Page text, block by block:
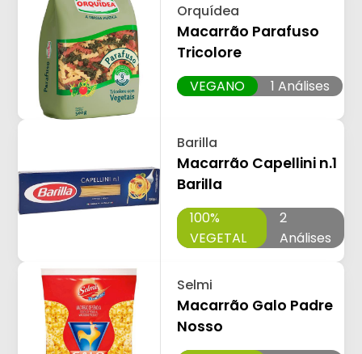
Orquídea
Macarrão Parafuso
Tricolore
VEGANO 1 Análises
Barilla
Macarrão Capellini n.1
Barilla
100%
VEGETAL
2
Análises
Selmi
Macarrão Galo Padre
Nosso